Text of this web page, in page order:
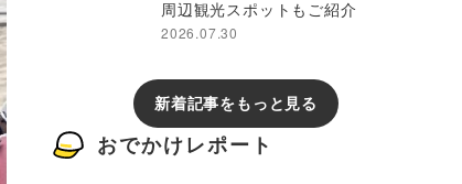
周辺観光スポットもご紹介
2026.07.30
新着記事をもっと見る
おでかけレポート